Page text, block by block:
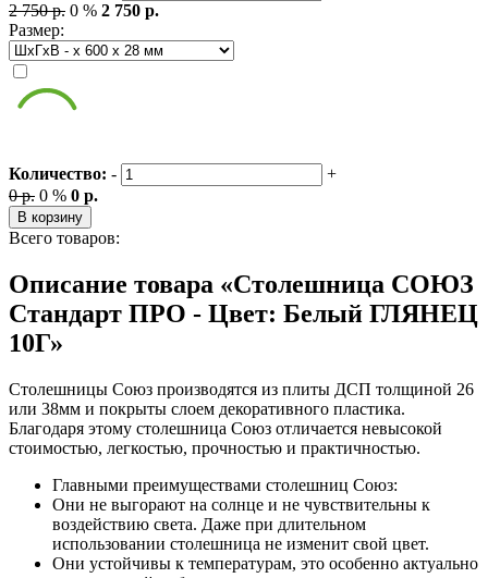
2 750 р. 0 % 2 750 р.
Размер:
Количество: -
+
0 р. 0 % 0 р.
В корзину
Всего товаров:
Описание товара «Столешница СОЮЗ
Стандарт ПРО - Цвет: Белый ГЛЯНЕЦ
10Г»
Столешницы Союз производятся из плиты ДСП толщиной 26
или 38мм и покрыты слоем декоративного пластика.
Благодаря этому столешница Союз отличается невысокой
стоимостью, легкостью, прочностью и практичностью.
Главными преимуществами столешниц Союз:
Они не выгорают на солнце и не чувствительны к
воздействию света. Даже при длительном
использовании столешница не изменит свой цвет.
Они устойчивы к температурам, это особенно актуально